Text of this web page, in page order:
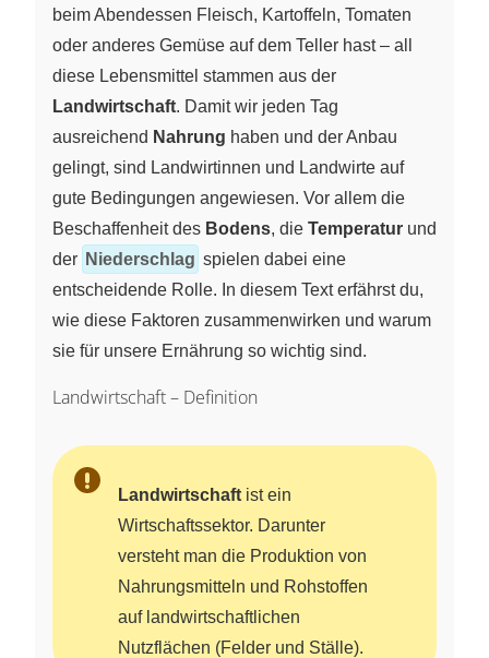
beim Abendessen Fleisch, Kartoffeln, Tomaten
oder anderes Gemüse auf dem Teller hast – all
diese Lebensmittel stammen aus der
Landwirtschaft. Damit wir jeden Tag
ausreichend Nahrung haben und der Anbau
gelingt, sind Landwirtinnen und Landwirte auf
gute Bedingungen angewiesen. Vor allem die
Beschaffenheit des Bodens, die Temperatur und
der Niederschlag spielen dabei eine
entscheidende Rolle. In diesem Text erfährst du,
wie diese Faktoren zusammenwirken und warum
sie für unsere Ernährung so wichtig sind.
Landwirtschaft – Definition
Landwirtschaft ist ein
Wirtschaftssektor. Darunter
versteht man die Produktion von
Nahrungsmitteln und Rohstoffen
auf landwirtschaftlichen
Nutzflächen (Felder und Ställe).